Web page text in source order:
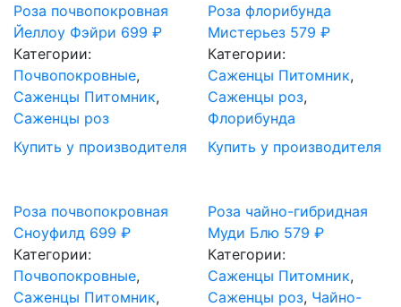
Роза почвопокровная
Йеллоу Фэйри 699 ₽
Категории:
Почвопокровные,
Саженцы Питомник,
Саженцы роз
Купить у производителя
Роза флорибунда
Мистерьез 579₽
Категории:
Саженцы Питомник,
Саженцы роз,
Флорибунда
Купить у производителя
Роза почвопокровная
Сноуфилд 699 ₽
Категории:
Почвопокровные,
Саженцы Питомник,
Роза чайно-гибридная
Муди Блю 579₽
Категории:
Саженцы Питомник,
Саженцы роз, Чайно-